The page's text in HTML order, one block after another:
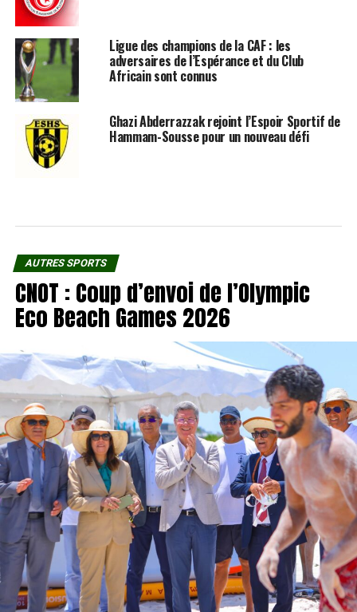
Ligue des champions de la CAF : les
adversaires de l’Espérance et du Club
Africain sont connus
Ghazi Abderrazzak rejoint l’Espoir Sportif de
Hammam-Sousse pour un nouveau défi
AUTRES SPORTS
CNOT : Coup d’envoi de l’Olympic
Eco Beach Games 2026